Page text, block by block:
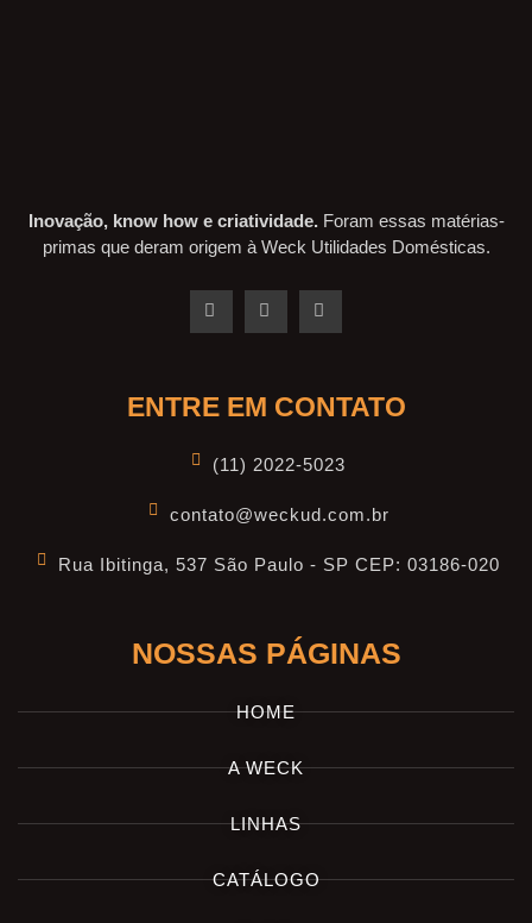
Inovação, know how e criatividade. Foram essas matérias-
primas que deram origem à Weck Utilidades Domésticas.
ENTRE EM CONTATO
(11) 2022-5023
contato@weckud.com.br
Rua Ibitinga, 537 São Paulo - SP CEP: 03186-020
NOSSAS PÁGINAS
HOME
A WECK
LINHAS
CATÁLOGO